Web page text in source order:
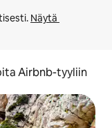
Näytä
Airbnb-tyyliin